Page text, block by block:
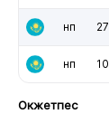
нп 27
нп 10
Окжетпес